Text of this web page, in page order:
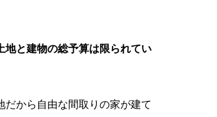
地と建物の総予算は限られてい
だから自由な間取りの家が建て